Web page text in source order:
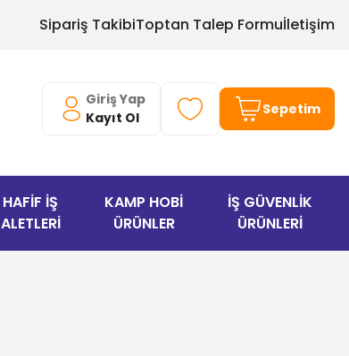
Sipariş TakibiToptan Talep Formuİletişim
Giriş Yap
Kayıt Ol
Sepetim
HAFİF İŞ
ALETLERİ
KAMP HOBİ
ÜRÜNLER
İŞ GÜVENLİK
ÜRÜNLERİ